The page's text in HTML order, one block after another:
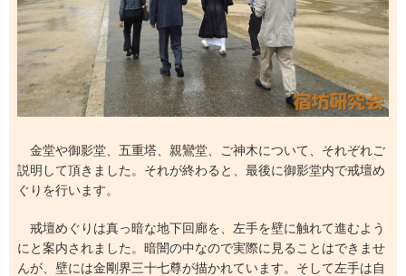
金堂や御影堂、五重塔、親鸞堂、ご神木について、それぞれご
説明して頂きました。それが終わると、最後に御影堂内で戒壇め
ぐりを行います。
戒壇めぐりは真っ暗な地下回廊を、左手を壁に触れて進むよう
にと案内されました。暗闇の中なので実際に見ることはできませ
んが、壁には金剛界三十七尊が描かれています。そして左手は自